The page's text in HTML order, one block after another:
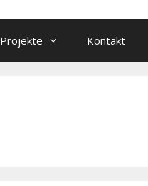
Projekte Kontakt